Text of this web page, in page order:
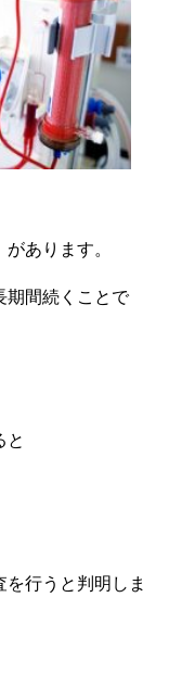
あります。
期間続くことで
と
行うと判明しま